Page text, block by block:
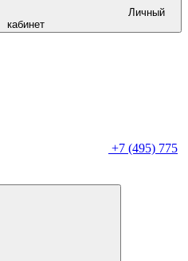
Личный
кабинет
+7 (495) 775